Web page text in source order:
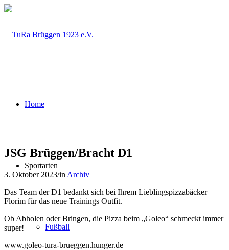
Home
Sportarten
Fußball
JSG Brüggen/Bracht D1
3. Oktober 2023/in Archiv
Das Team der D1 bedankt sich bei Ihrem Lieblingspizzabäcker
Florim für das neue Trainings Outfit.
Ob Abholen oder Bringen, die Pizza beim „Goleo“ schmeckt immer
super!
www.goleo-tura-brueggen.hunger.de